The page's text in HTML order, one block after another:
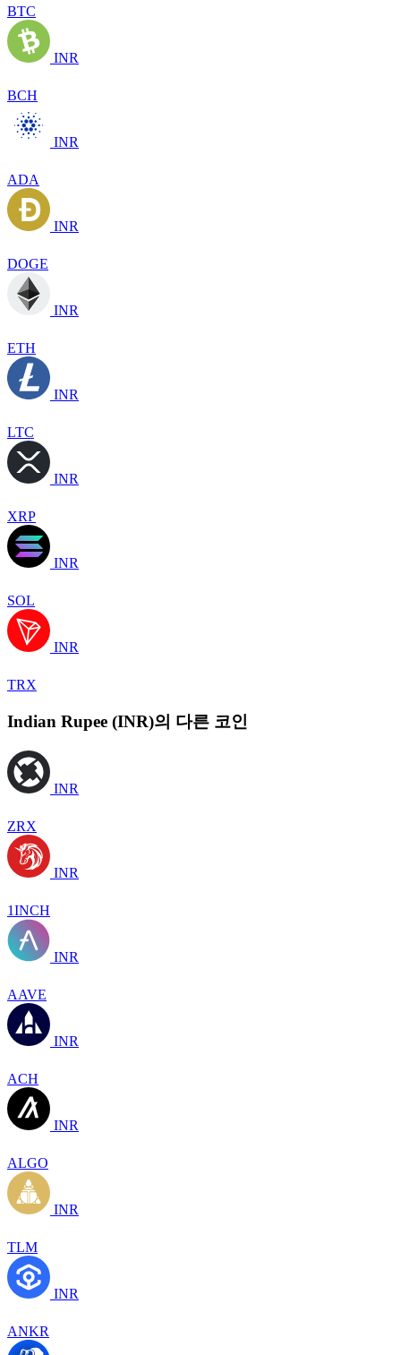
BTC
INR
BCH
INR
ADA
INR
DOGE
INR
ETH
INR
LTC
INR
XRP
INR
SOL
INR
TRX
Indian Rupee (INR)의 다른 코인
INR
ZRX
INR
1INCH
INR
AAVE
INR
ACH
INR
ALGO
INR
TLM
INR
ANKR